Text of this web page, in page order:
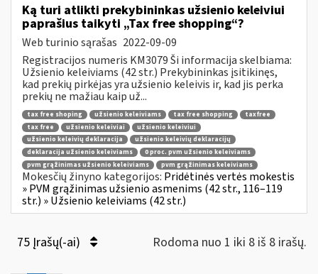
Ką turi atlikti prekybininkas užsienio keleiviui
paprašius taikyti „Tax free shopping“?
Web turinio sąrašas 2022-09-09
Registracijos numeris KM3079 Ši informacija skelbiama:
Užsienio keleiviams (42 str.) Prekybininkas įsitikinęs,
kad prekių pirkėjas yra užsienio keleivis ir, kad jis perka
prekių ne mažiau kaip už...
tax free shoping užsienio keleiviams tax free shopping
taxfree
tax free
užsienio keleiviai
užsienio keleiviui
užsienio keleivių deklaracija
užsienio keleivių deklaracijų
deklaracija užsienio keleiviams
0 proc. pvm užsienio keleiviams
pvm grąžinimas užsienio keleiviams
pvm grąžinimas keleiviams
Mokesčių žinyno kategorijos: Pridėtinės vertės mokestis
» PVM grąžinimas užsienio asmenims (42 str., 116–119
str.) » Užsienio keleiviams (42 str.)
75 Įrašų(-ai) Rodoma nuo 1 iki 8 iš 8 irašų.